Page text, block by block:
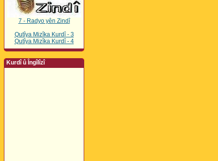
7 - Radyo yên Zindî
Qutîya Mizîka Kurdî - 3
Qutîya Mizîka Kurdî - 4
Kurdî û Îngîlîzî